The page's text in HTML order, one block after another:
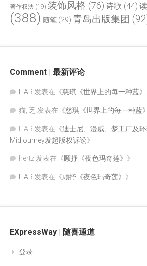
著作权法 (19) 装饰风格 (76) 诗歌 (44)
(388) 随笔 (29) 青岛出版集团
Comment | 最新评论
LIAR 发表在《慈琪《世界上的每一种蓝》
猫, 乏 发表在《慈琪《世界上的每一种蓝》
LIAR 发表在《迪士尼、漫威、梦工厂及
Midjourney发起版权诉讼》
hertz 发表在《顾抒《夜色玛奇莲》 》
LIAR 发表在《顾抒《夜色玛奇莲》 》
EXpressWay | 随喜通道
登录